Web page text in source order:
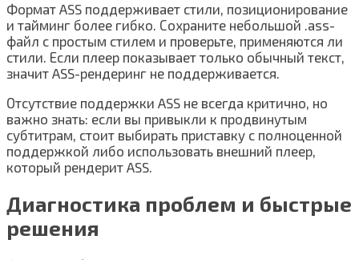
Формат ASS поддерживает стили, позиционирование
и тайминг более гибко. Сохраните небольшой .ass-
файл с простым стилем и проверьте, применяются ли
стили. Если плеер показывает только обычный текст,
значит ASS-рендеринг не поддерживается.
Отсутствие поддержки ASS не всегда критично, но
важно знать: если вы привыкли к продвинутым
субтитрам, стоит выбирать приставку с полноценной
поддержкой либо использовать внешний плеер,
который рендерит ASS.
Диагностика проблем и быстрые
решения